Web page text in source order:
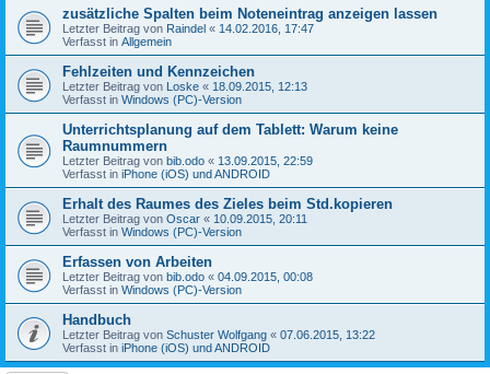
zusätzliche Spalten beim Noteneintrag anzeigen lassen
Letzter Beitrag von Raindel « 14.02.2016, 17:47
Verfasst in Allgemein
Fehlzeiten und Kennzeichen
Letzter Beitrag von Loske « 18.09.2015, 12:13
Verfasst in Windows (PC)-Version
Unterrichtsplanung auf dem Tablett: Warum keine
Raumnummern
Letzter Beitrag von bib.odo « 13.09.2015, 22:59
Verfasst in iPhone (iOS) und ANDROID
Erhalt des Raumes des Zieles beim Std.kopieren
Letzter Beitrag von Oscar « 10.09.2015, 20:11
Verfasst in Windows (PC)-Version
Erfassen von Arbeiten
Letzter Beitrag von bib.odo « 04.09.2015, 00:08
Verfasst in Windows (PC)-Version
Handbuch
Letzter Beitrag von Schuster Wolfgang « 07.06.2015, 13:22
Verfasst in iPhone (iOS) und ANDROID